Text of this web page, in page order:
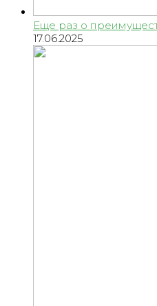
Еще раз о
17.06.2025